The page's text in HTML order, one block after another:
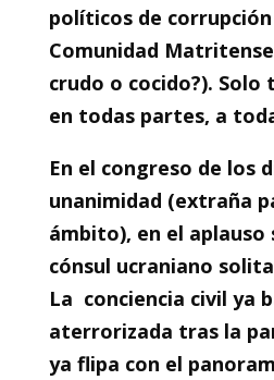
políticos de
Comunidad
crudo o cocido?). Solo
en todas partes, a
En el congreso de los
unanimidad (extraña
ámbito), en el aplauso
cónsul ucraniano
La conciencia civil ya
aterrorizada tras la
ya flipa con el